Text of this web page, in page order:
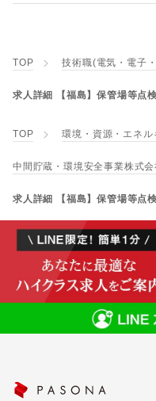
TOP 技術職(電気・電子
求人詳細 【福島】保管場等点
TOP 環境・資源・エネル
中間貯蔵・環境安全事業株式会
求人詳細 【福島】保管場等点